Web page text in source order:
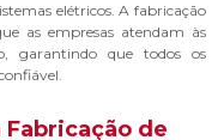
elétricos. A fabricação
as empresas atendam às
garantindo que todos os
de